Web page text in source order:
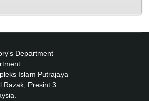
Department
Islam Putrajaya
Razak, Presint 3